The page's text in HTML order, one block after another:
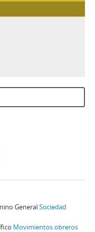
GeneralSociedad
Movimientos obreros